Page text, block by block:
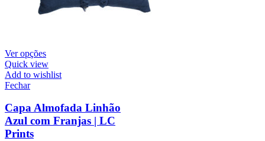
Ver opções
Quick view
Add to wishlist
Fechar
Capa Almofada Linhão
Azul com Franjas | LC
Prints